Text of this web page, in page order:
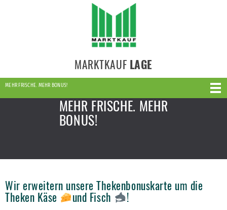
MARKTKAUF LAGE
MEHR FRISCHE. MEHR BONUS!
MEHR FRISCHE. MEHR
BONUS!
Wir erweitern unsere Thekenbonuskarte um die
Theken Käse und Fisch
!